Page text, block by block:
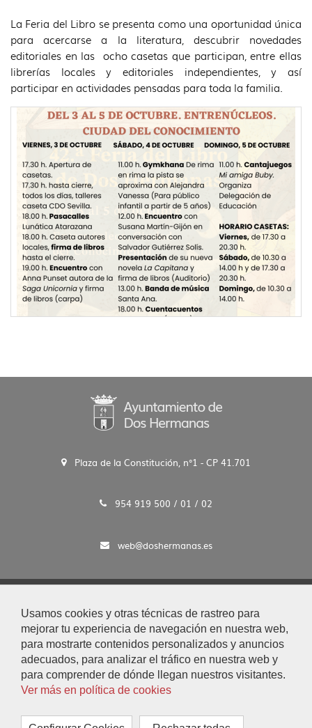
Usamos cookies y otras técnicas de rastreo para
mejorar tu experiencia de navegación en nuestra web,
para mostrarte contenidos personalizados y anuncios
adecuados, para analizar el tráfico en nuestra web y
para comprender de dónde llegan nuestros visitantes.
Ver más en política de cookies
La Feria del Libro se presenta como una oportunidad única
para acercarse a la literatura, descubrir novedades
editoriales en las ocho casetas que participan, entre ellas
librerías locales y editoriales independientes, y así
participar en actividades pensadas para toda la familia.
Plaza de la Constitución, n°1 - CP 41.701
954 919 500 / 01 / 02
web@doshermanas.es
Aviso Legal y Protección de Datos
|
Mapa Web
|
Accesibilidad
|
|